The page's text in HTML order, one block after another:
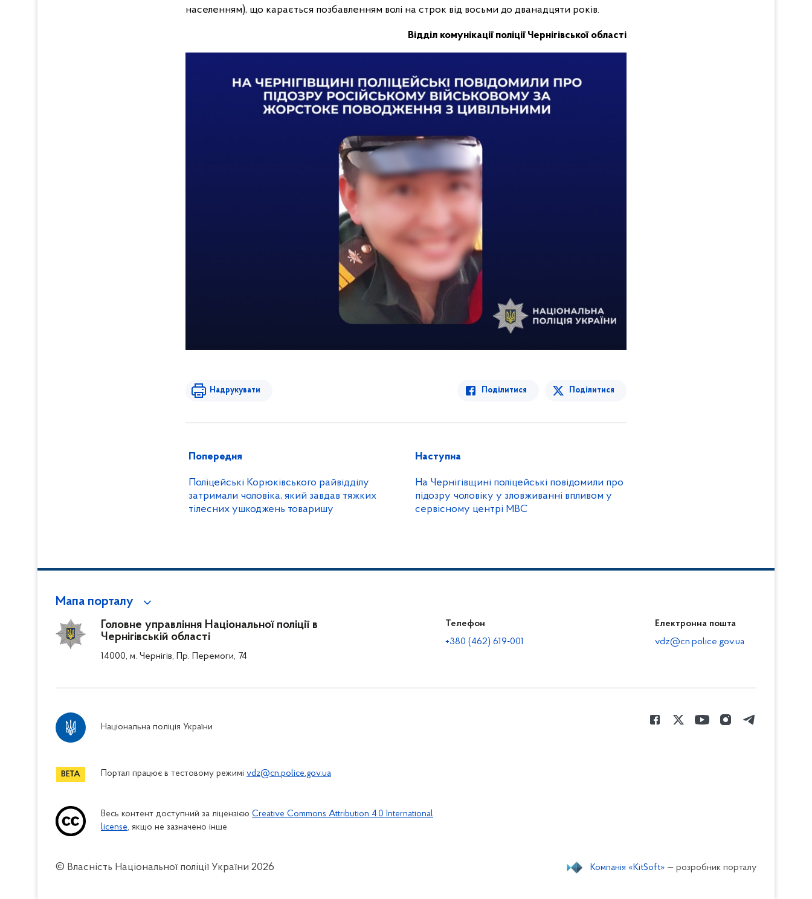
населенням), що карається позбавленням волі на строк від восьми до дванадцяти років.
Відділ комунікації поліції Чернігівської області
Надрукувати Поділитися Поділитися
Попередня
Поліцейські Корюківського райвідділу
затримали чоловіка, який завдав тяжких
тілесних ушкоджень товаришу
Наступна
На Чернігівщині поліцейські повідомили про
підозру чоловіку у зловживанні впливом у
сервісному центрі МВС
Мапа порталу
Головне управління Національної поліції в
Чернігівській області
14000, м. Чернігів, Пр. Перемоги, 74
Телефон
+380 (462) 619-001
Електронна пошта
vdz@cn.police.gov.ua
Національна поліція України
Портал працює в тестовому режимі vdz@cn.police.gov.ua
Весь контент доступний за ліцензією Creative Commons Attribution 4.0 International
license, якщо не зазначено інше
© Власність Національної поліції України 2026 Компанія «KitSoft» — розробник порталу